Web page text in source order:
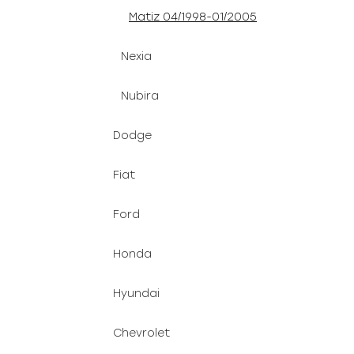
Matiz 04/1998-01/2005
Nexia
Nubira
Dodge
Fiat
Ford
Honda
Hyundai
Chevrolet